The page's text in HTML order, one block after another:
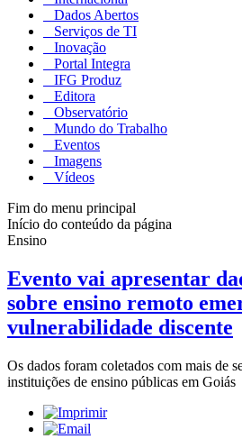
Dados Abertos
Serviços de TI
Inovação
Portal Integra
IFG Produz
Editora
Observatório
Mundo do Trabalho
Eventos
Imagens
Vídeos
Fim do menu principal
Início do conteúdo da página
Ensino
Evento vai apresentar
sobre ensino remoto
vulnerabilidade discente
Os dados foram coletados com mais de
instituições de ensino públicas em Goiás